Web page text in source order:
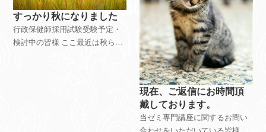
すっかり秋になりました
行政保健師採用試験受験予定・
検討中の皆様 ここ最近は秋らし
現在、ご返信にお時間頂
戴しております。
当ゼミ専門講座に関するお問い